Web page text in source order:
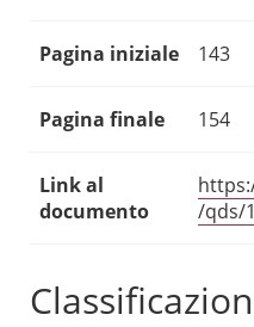
Pagina iniziale 143
Pagina finale 154
Link al
documento
/qds/